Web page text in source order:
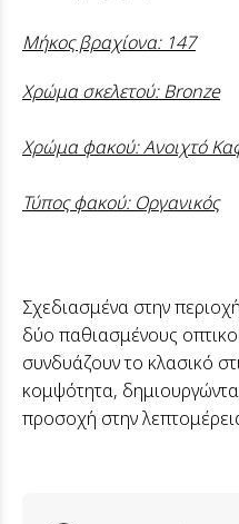
Μήκος βραχίονα: 147
Χρώμα σκελετού: Bronze
Χρώμα φακού: Ανοιχτό
Τύπος φακού: Οργανικός
Σχεδιασμένα στην
δύο παθιασμένους
συνδυάζουν το κλασικό
κομψότητα,
προσοχή στην